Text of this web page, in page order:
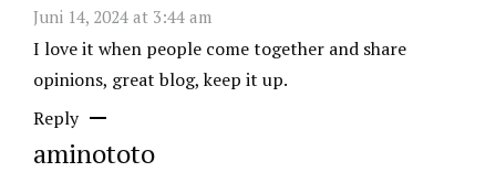
Juni 14, 2024 at 3:44 am
I love it when people come together and share
opinions, great blog, keep it up.
Reply
aminototo